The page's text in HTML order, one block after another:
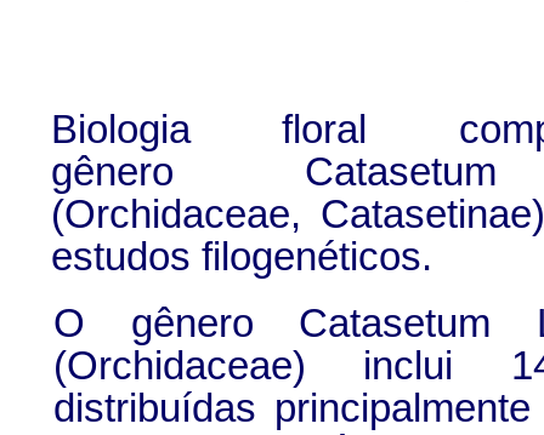
Biologia floral
gênero Catasetum
(Orchidaceae,
estudos filogenéticos.
O gênero
(Orchidaceae) inclui
distribuídas